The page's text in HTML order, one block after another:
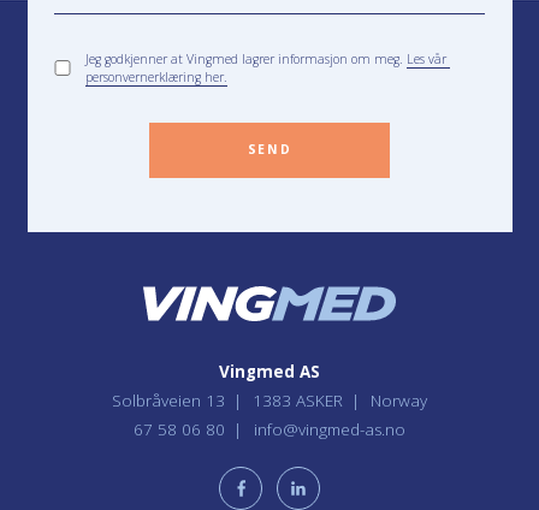
Jeg godkjenner at Vingmed lagrer informasjon om meg. Les vår
personvernerklæring her.
SEND
Vingmed AS
Solbråveien 13
1383 ASKER
Norway
67 58 06 80
info@vingmed-as.no